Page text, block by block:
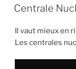
LE
Centrale
Il vaut mieux en
Les centrales